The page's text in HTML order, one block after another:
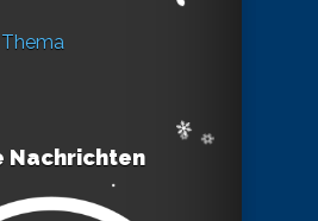
Nachrichten